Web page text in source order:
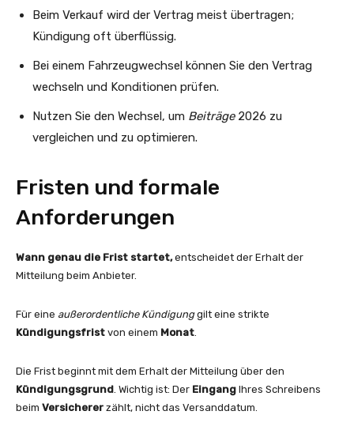
Beim Verkauf wird der Vertrag meist übertragen;
Kündigung oft überflüssig.
Bei einem Fahrzeugwechsel können Sie den Vertrag
wechseln und Konditionen prüfen.
Nutzen Sie den Wechsel, um Beiträge2026 zu
vergleichen und zu optimieren.
Fristen und formale
Anforderungen
Wann genau die Frist startet,entscheidet der Erhalt der
Mitteilung beim Anbieter.
Für eine außerordentliche Kündigunggilt eine strikte
Kündigungsfrist von einem Monat.
Die Frist beginnt mit dem Erhalt der Mitteilung über den
Kündigungsgrund. Wichtig ist: Der Eingang Ihres Schreibens
beim Versicherer zählt, nicht das Versanddatum.